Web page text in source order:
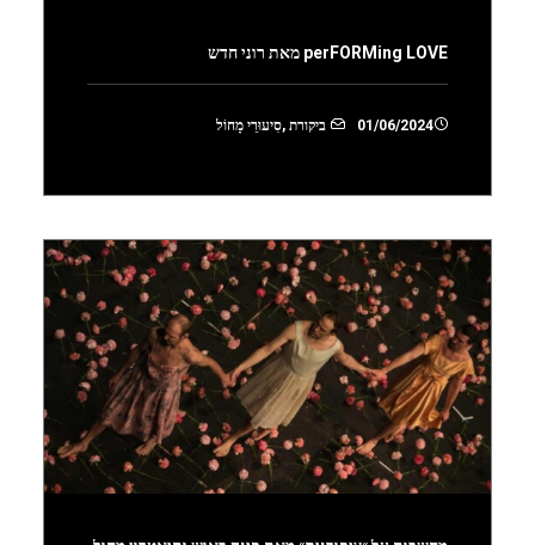
perFORMing LOVE מאת רוני חדש
01/06/2024 ביקורת ,סִיעוּרֵי מָחוֹל